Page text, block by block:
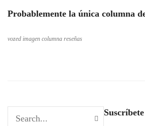
Probablemente la única columna
vozed imagen columna reseñas